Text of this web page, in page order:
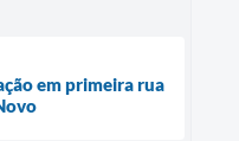
em primeira rua